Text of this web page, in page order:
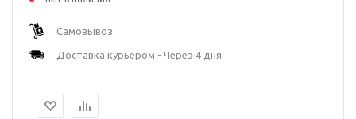
Самовывоз
Доставка курьером - Через 4 дня